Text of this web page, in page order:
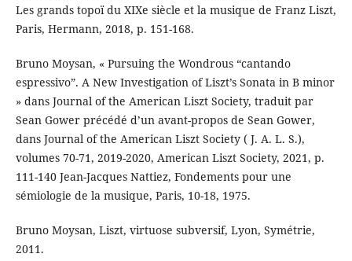
Les grands topoï du XIXe siècle et la musique de Franz Liszt,
Paris, Hermann, 2018, p. 151-168.
Bruno Moysan, « Pursuing the Wondrous “cantando
espressivo”. A New Investigation of Liszt’s Sonata in B minor
» dans Journal of the American Liszt Society, traduit par
Sean Gower précédé d’un avant-propos de Sean Gower,
dans Journal of the American Liszt Society ( J. A. L. S.),
volumes 70-71, 2019-2020, American Liszt Society, 2021, p.
111-140 Jean-Jacques Nattiez, Fondements pour une
sémiologie de la musique, Paris, 10-18, 1975.
Bruno Moysan, Liszt, virtuose subversif, Lyon, Symétrie,
2011.